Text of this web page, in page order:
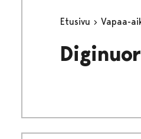
Etusivu Vapaa-